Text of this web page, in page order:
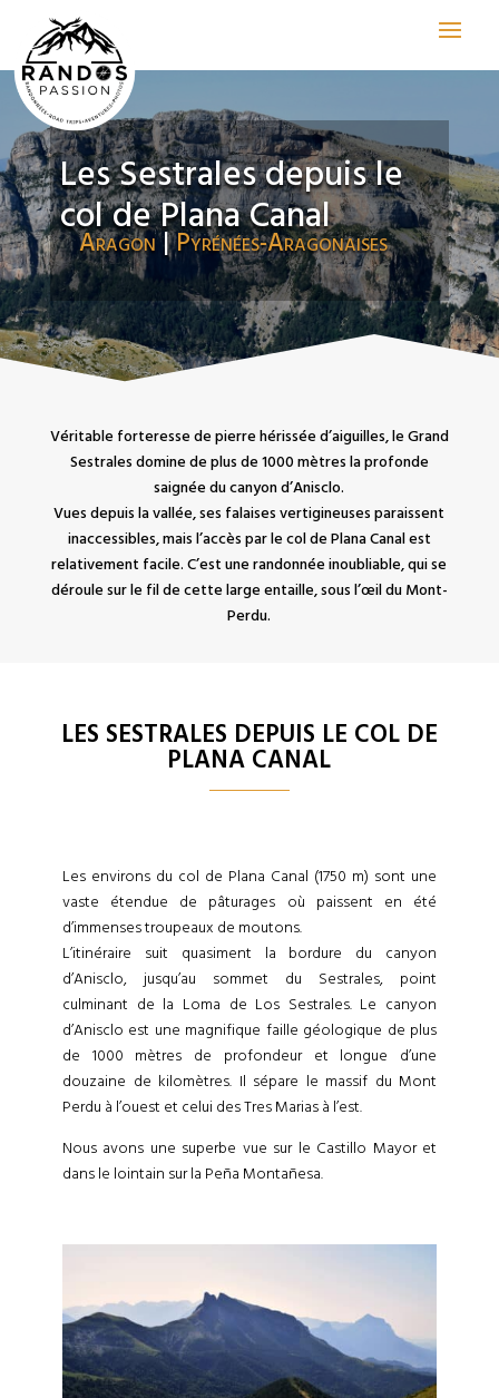
Les Sestrales depuis le
col de Plana Canal
Aragon|Pyrénées-Aragonaises
Véritable forteresse de pierre hérissée d’aiguilles, le Grand
Sestrales domine de plus de 1000 mètres la profonde
saignée du canyon d’Anisclo.
Vues depuis la vallée, ses falaises vertigineuses paraissent
inaccessibles, mais l’accès par le col de Plana Canal est
relativement facile. C’est une randonnée inoubliable, qui se
déroule sur le fil de cette large entaille, sous l’œil du Mont-
Perdu.
LES SESTRALES DEPUIS LE COL DE
PLANA CANAL
Les environs du col de Plana Canal (1750 m) sont une
vaste étendue de pâturages où paissent en été
d’immenses troupeaux de moutons.
L’itinéraire suit quasiment la bordure du canyon
d’Anisclo, jusqu’au sommet du Sestrales, point
culminant de la Loma de Los Sestrales. Le canyon
d’Anisclo est une magnifique faille géologique de plus
de 1000 mètres de profondeur et longue d’une
douzaine de kilomètres. Il sépare le massif du Mont
Perdu à l’ouest et celui des Tres Marias à l’est.
Nous avons une superbe vue sur le Castillo Mayor et
dans le lointain sur la Peña Montañesa.